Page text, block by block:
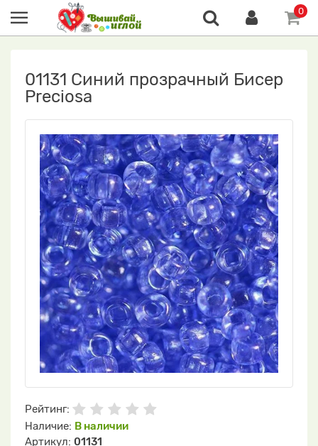
0
01131 Синий прозрачный Бисер
Preciosa
Рейтинг:
Наличие: В наличии
Артикул: 01131